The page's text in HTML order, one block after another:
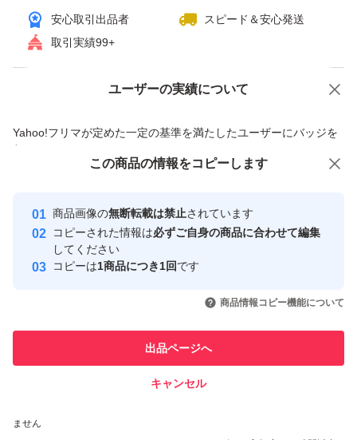
安心取引出品者
スピード＆安心発送
取引実績99+
ユーザーの実績について
Yahoo!フリマが定めた一定の基準を満たしたユーザーにバッジを
付与しています
安心取引出品者
心・安全なユーザーです
取引実績
引を完了させた実績があります
での取引実績があります
ません
価格の相談 商品への質問
この商品の情報をコピーします
商品画像の無断転載は禁止されています
コピーされた情報は必ずご自身の商品に合わせて編集
してください
コピーは1商品につき1回です
商品情報コピー機能について
出品ページへ
キャンセル
この商品をみている人にオススメ